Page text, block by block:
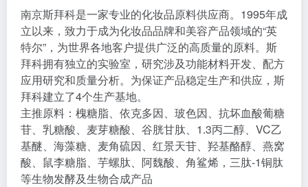
南京斯拜科是一家专业的化妆品原料供应商。1995年成
立以来，致力于成为化妆品品牌和美容产品领域的“英
特尔”，为世界各地客户提供广泛的高质量的原料。斯
拜科拥有独立的实验室，研究涉及功能材料开发、配方
应用研究和质量分析。为保证产品稳定生产和供应，斯
拜科建立了4个生产基地。
主推原料：槐糖脂、依克多因、玻色因、抗坏血酸葡糖
苷、乳糖酸、麦芽糖酸、谷胱甘肽、1.3丙二醇、VC乙
基醚、海藻糖、麦角硫因、红景天苷、羟基酪醇、燕窝
酸、鼠李糖脂、芋螺肽、阿魏酸、角鲨烯，三肽-1铜肽
等生物发酵及生物合成产品